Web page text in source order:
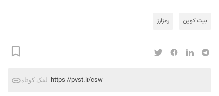
بیت کوین رمزارز
لینک کوتاه https://pvst.ir/csw